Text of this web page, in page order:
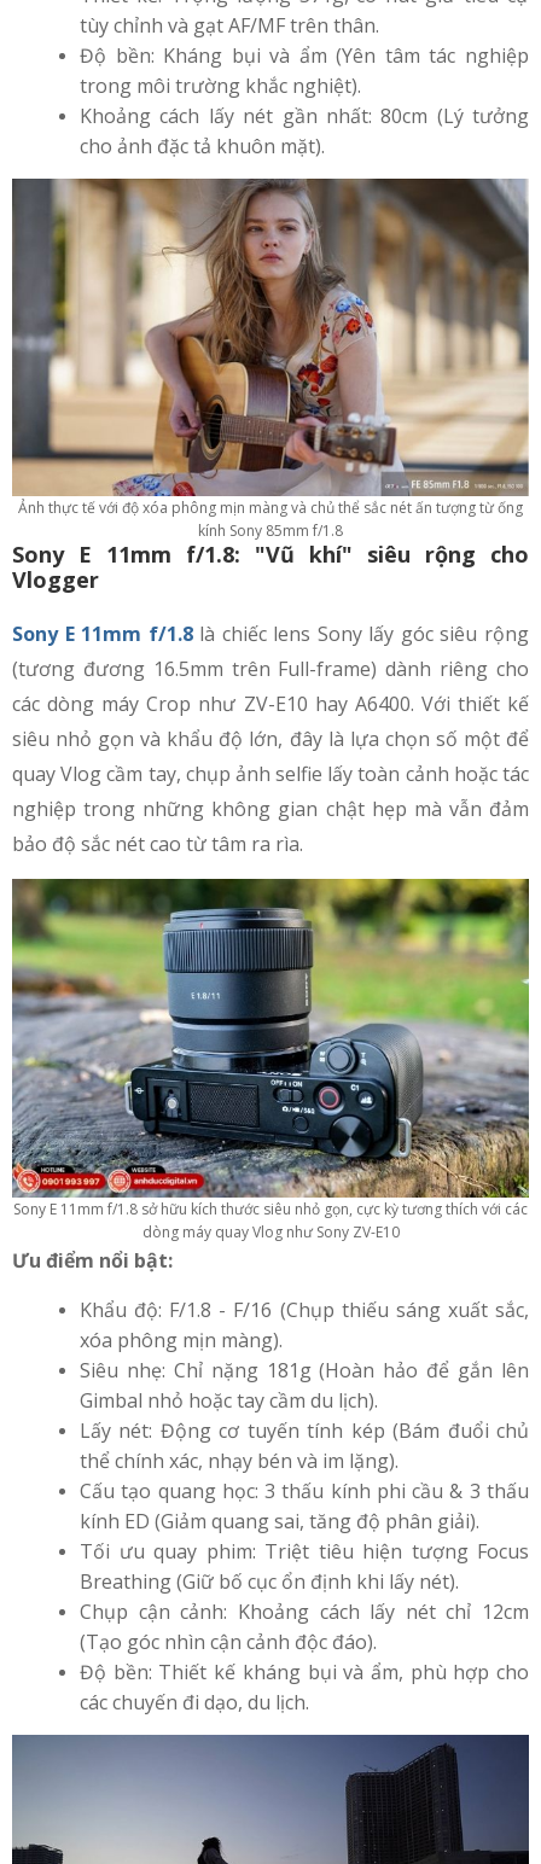
tùy chỉnh và gạt AF/MF trên thân.
Độ bền: Kháng bụi và ẩm (Yên tâm tác nghiệp
trong môi trường khắc nghiệt).
Khoảng cách lấy nét gần nhất: 80cm (Lý tưởng
cho ảnh đặc tả khuôn mặt).
Ảnh thực tế với độ xóa phông mịn màng và chủ thể sắc nét ấn tượng từ ống
kính Sony 85mm f/1.8
Sony E 11mm f/1.8: "Vũ khí" siêu rộng cho
Vlogger
Sony E 11mm f/1.8là chiếc lens Sony lấy góc siêu rộng
(tương đương 16.5mm trên Full-frame) dành riêng cho
các dòng máy Crop như ZV-E10 hay A6400. Với thiết kế
siêu nhỏ gọn và khẩu độ lớn, đây là lựa chọn số một để
quay Vlog cầm tay, chụp ảnh selfie lấy toàn cảnh hoặc tác
nghiệp trong những không gian chật hẹp mà vẫn đảm
bảo độ sắc nét cao từ tâm ra rìa.
Sony E 11mm f/1.8 sở hữu kích thước siêu nhỏ gọn, cực kỳ tương thích với các
dòng máy quay Vlog như Sony ZV-E10
Ưu điểm nổi bật:
Khẩu độ: F/1.8 - F/16 (Chụp thiếu sáng xuất sắc,
xóa phông mịn màng).
Siêu nhẹ: Chỉ nặng 181g (Hoàn hảo để gắn lên
Gimbal nhỏ hoặc tay cầm du lịch).
Lấy nét: Động cơ tuyến tính kép (Bám đuổi chủ
thể chính xác, nhạy bén và im lặng).
Cấu tạo quang học: 3 thấu kính phi cầu & 3 thấu
kính ED (Giảm quang sai, tăng độ phân giải).
Tối ưu quay phim: Triệt tiêu hiện tượng Focus
Breathing (Giữ bố cục ổn định khi lấy nét).
Chụp cận cảnh: Khoảng cách lấy nét chỉ 12cm
(Tạo góc nhìn cận cảnh độc đáo).
Độ bền: Thiết kế kháng bụi và ẩm, phù hợp cho
các chuyến đi dạo, du lịch.